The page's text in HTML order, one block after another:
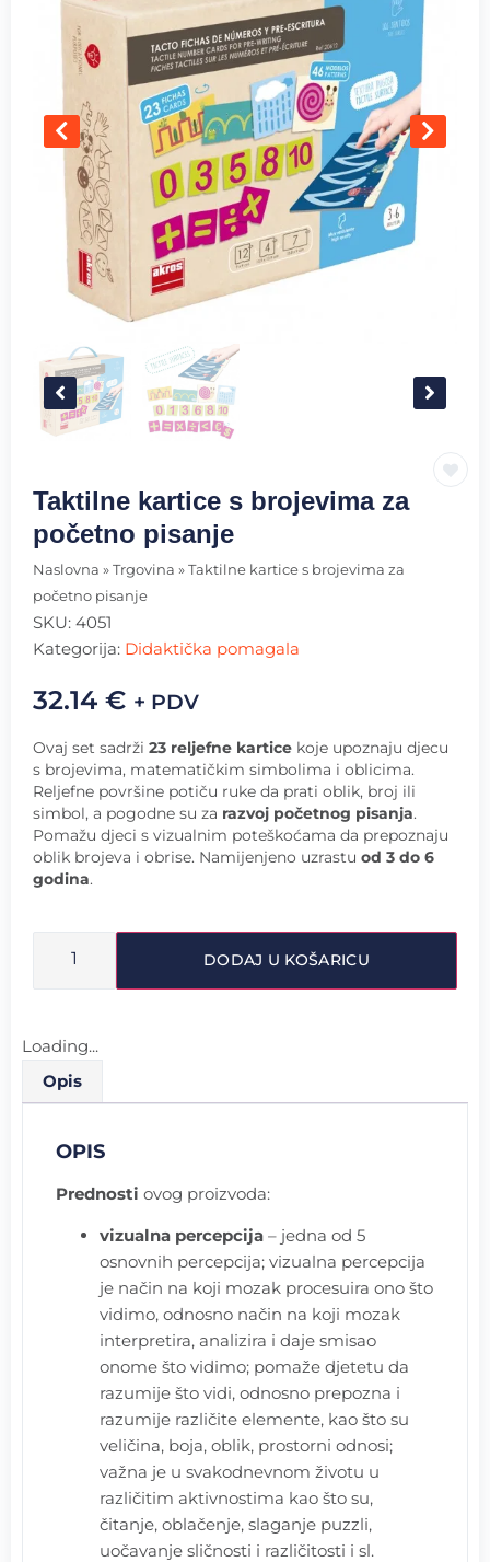
Taktilne kartice s brojevima za
početno pisanje
Naslovna » Trgovina » Taktilne kartice s brojevima za
početno pisanje
SKU: 4051
Kategorija: Didaktička pomagala
32.14 € + PDV
Ovaj set sadrži 23 reljefne kartice koje upoznaju djecu
s brojevima, matematičkim simbolima i oblicima.
Reljefne površine potiču ruke da prati oblik, broj ili
simbol, a pogodne su za razvoj početnog pisanja.
Pomažu djeci s vizualnim poteškoćama da prepoznaju
oblik brojeva i obrise. Namijenjeno uzrastu od 3 do 6
godina.
DODAJ U KOŠARICU
Loading...
Opis
OPIS
Prednosti ovog proizvoda:
vizualna percepcija – jedna od 5
osnovnih percepcija; vizualna percepcija
je način na koji mozak procesuira ono što
vidimo, odnosno način na koji mozak
interpretira, analizira i daje smisao
onome što vidimo; pomaže djetetu da
razumije što vidi, odnosno prepozna i
razumije različite elemente, kao što su
veličina, boja, oblik, prostorni odnosi;
važna je u svakodnevnom životu u
različitim aktivnostima kao što su,
čitanje, oblačenje, slaganje puzzli,
uočavanje sličnosti i različitosti i sl.